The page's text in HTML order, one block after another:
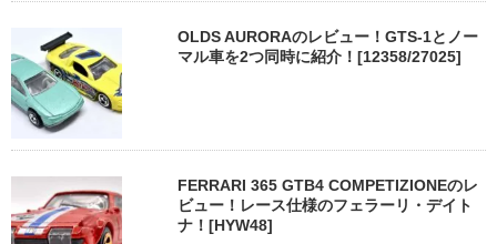
OLDS AURORAのレビュー！GTS-1とノー
マル車を2つ同時に紹介！[12358/27025]
FERRARI 365 GTB4 COMPETIZIONEのレ
ビュー！レース仕様のフェラーリ・デイト
ナ！[HYW48]